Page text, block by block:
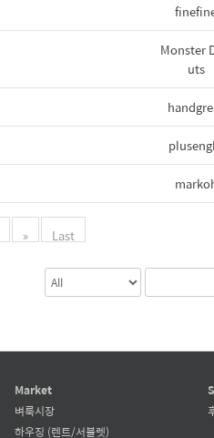
Monster
uts
» Last
Market
벼룩시장
하우징 (렌트/서블렛)